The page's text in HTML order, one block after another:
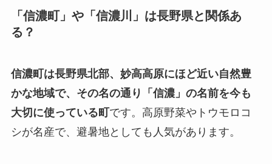
「信濃町」や「信濃川」は長野県と関係あ
る？
信濃町は長野県北部、妙高高原にほど近い自然豊
かな地域で、その名の通り「信濃」の名前を今も
大切に使っている町 です。高原野菜やトウモロコ
シが名産で、避暑地としても人気があります。